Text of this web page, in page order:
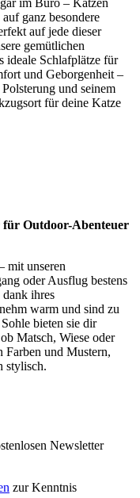
im Büro – Katzen
ganz besondere
auf jede dieser
gemütlichen
ideale Schlafplätze für
und Geborgenheit –
und seinem
für deine Katze
für Outdoor-Abenteuer
mit unseren
oder Ausflug bestens
dank ihres
warm und sind zu
bieten sie dir
Matsch, Wiese oder
Farben und Mustern,
stylisch.
Newsletter
zur Kenntnis